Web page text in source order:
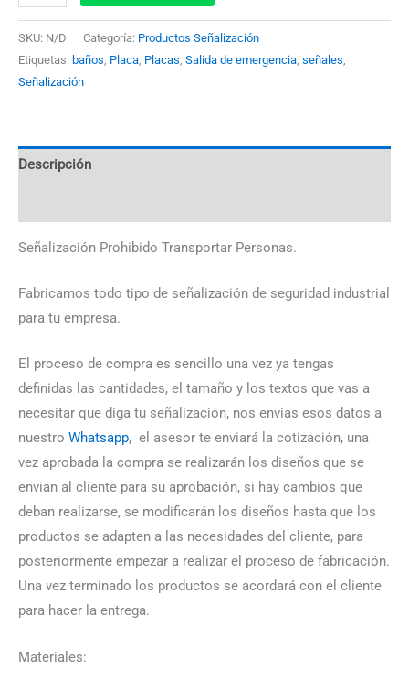
SKU: N/D Categoría: Productos Señalización
Etiquetas: baños Placa Placas Salida de emergencia señales
Señalización
Descripción
Señalización Prohibido Transportar Personas.
Fabricamos todo tipo de señalización de seguridad industrial
para tu empresa.
El proceso de compra es sencillo una vez ya tengas
definidas las cantidades, el tamaño y los textos que vas a
necesitar que diga tu señalización, nos envias esos datos a
nuestro Whatsapp, el asesor te enviará la cotización, una
vez aprobada la compra se realizarán los diseños que se
envian al cliente para su aprobación, si hay cambios que
deban realizarse, se modificarán los diseños hasta que los
productos se adapten a las necesidades del cliente, para
posteriormente empezar a realizar el proceso de fabricación.
Una vez terminado los productos se acordará con el cliente
para hacer la entrega.
Materiales: